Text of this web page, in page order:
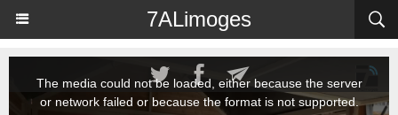
7ALimoges